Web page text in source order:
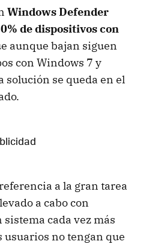
Windows Defender
de dispositivos con
aunque bajan siguen
con Windows 7 y
solución se queda en el
a la gran tarea
a cabo con
cada vez más
usuarios no tengan que